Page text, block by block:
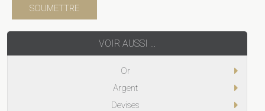
VOIR AUSSI ...
Or
Argent
Devises